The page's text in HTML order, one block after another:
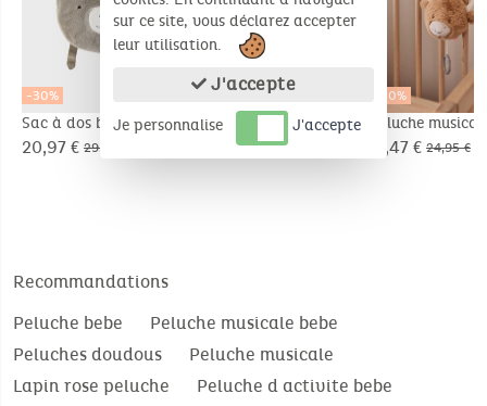
-30%
Sac à dos brodé Ours
- Orso
20,97 € 29,95 €
Doudou-Couverture
Nomade 50x50cm -
17,47 € 24,95 €
-30%
Peluche
Fluffy en
17,47 € 24,95 €
Recommandations
Peluche bebe
Peluche musicale bebe
Peluches doudous
Peluche musicale
Lapin rose peluche
Peluche d activite bebe
sur ce site, vous déclarez accepter
leur utilisation.
J'accepte
Je personnalise J'accepte